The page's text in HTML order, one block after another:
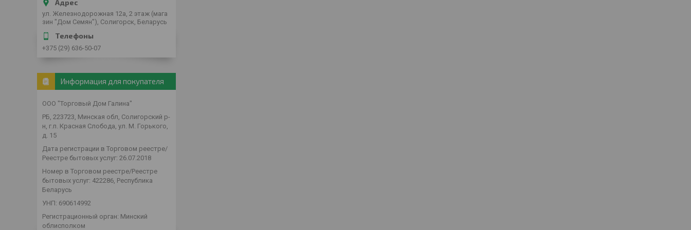
ул. Железнодорожная 12а, 2 этаж (мага
зин "Дом Семян"), Солигорск, Беларусь
+375 (29) 636-50-07
Информация для покупателя
ООО "Торговый Дом Галина"
РБ, 223723, Минская обл, Солигорский р-
н, г.п. Красная Слобода, ул. М. Горького,
д. 15
Дата регистрации в Торговом реестре/
Реестре бытовых услуг: 26.07.2018
Номер в Торговом реестре/Реестре
бытовых услуг: 422286, Республика
Беларусь
УНП: 690614992
Регистрационный орган: Минский
облисполком